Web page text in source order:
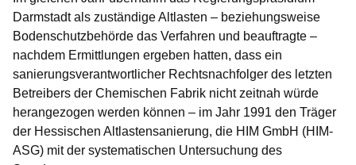
Darmstadt als zuständige Altlasten – beziehungsweise
Bodenschutzbehörde das Verfahren und beauftragte –
nachdem Ermittlungen ergeben hatten, dass ein
sanierungsverantwortlicher Rechtsnachfolger des letzten
Betreibers der Chemischen Fabrik nicht zeitnah würde
herangezogen werden können – im Jahr 1991 den Träger
der Hessischen Altlastensanierung, die HIM GmbH (HIM-
ASG) mit der systematischen Untersuchung des